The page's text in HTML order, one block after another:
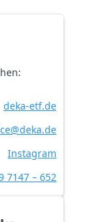
deka-etf.de
Instagram
7147 – 652